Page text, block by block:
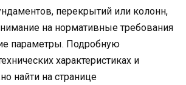
перекрытий или колонн,
на нормативные требования
параметры. Подробную
характеристиках и
найти на странице